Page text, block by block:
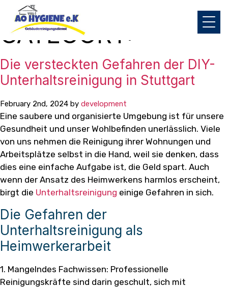
CATEGORY:
Die versteckten Gefahren der DIY-
Unterhaltsreinigung in Stuttgart
February 2nd, 2024 by development
Eine saubere und organisierte Umgebung ist für unsere
Gesundheit und unser Wohlbefinden unerlässlich. Viele
von uns nehmen die Reinigung ihrer Wohnungen und
Arbeitsplätze selbst in die Hand, weil sie denken, dass
dies eine einfache Aufgabe ist, die Geld spart. Auch
wenn der Ansatz des Heimwerkens harmlos erscheint,
birgt die Unterhaltsreinigung einige Gefahren in sich.
Die Gefahren der
Unterhaltsreinigung als
Heimwerkerarbeit
1. Mangelndes Fachwissen: Professionelle
Reinigungskräfte sind darin geschult, sich mit